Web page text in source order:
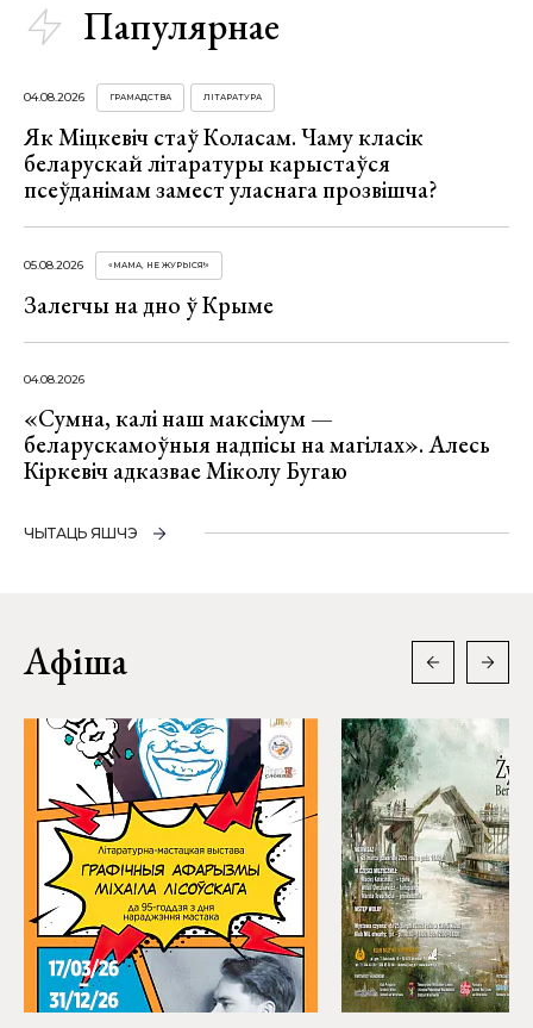
Папулярнае
04.08.2026 ГРАМАДСТВА ЛІТАРАТУРА
Як Міцкевіч стаў Коласам. Чаму класік
беларускай літаратуры карыстаўся
псеўданімам замест уласнага прозвішча?
05.08.2026 «МАМА, НЕ ЖУРЫСЯ!»
Залегчы на дно ў Крыме
04.08.2026
«Сумна, калі наш максімум —
беларускамоўныя надпісы на магілах». Алесь
Кіркевіч адказвае Міколу Бугаю
ЧЫТАЦЬ ЯШЧЭ
Афіша